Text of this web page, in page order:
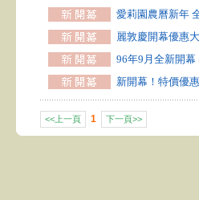
愛莉園農曆新年
麗敦慶開幕優惠
96年9月全新開幕
新開幕！特價優
<<上一頁 1 下一頁>>